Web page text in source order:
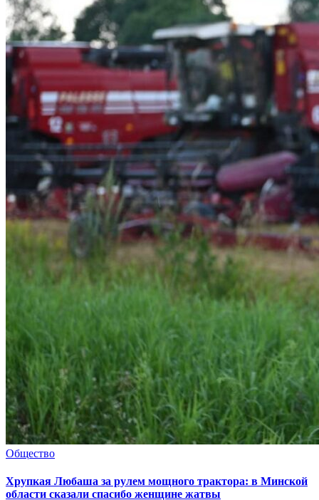
Общество
Хрупкая Любаша за рулем мощного трактора: в Минской
области сказали спасибо женщине жатвы